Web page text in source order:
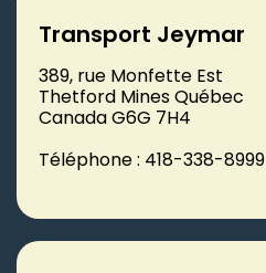
Transport Jeymar
389, rue Monfette Est
Thetford Mines Québec
Canada G6G 7H4
Téléphone : 418-338-8999